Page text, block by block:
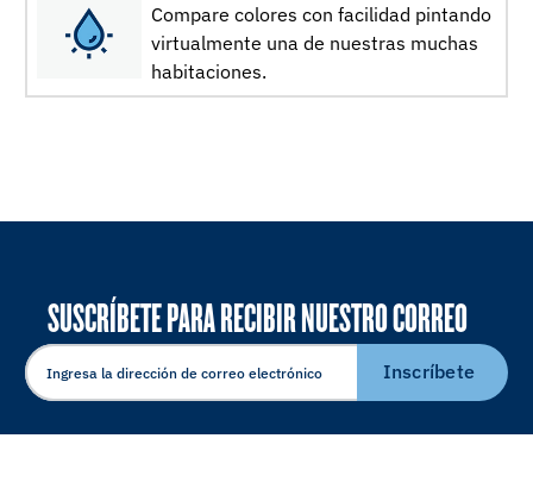
Compare colores con facilidad pintando
virtualmente una de nuestras muchas
habitaciones.
SUSCRÍBETE PARA RECIBIR NUESTRO CORREO
ELECTRÓNICO
Inscríbete